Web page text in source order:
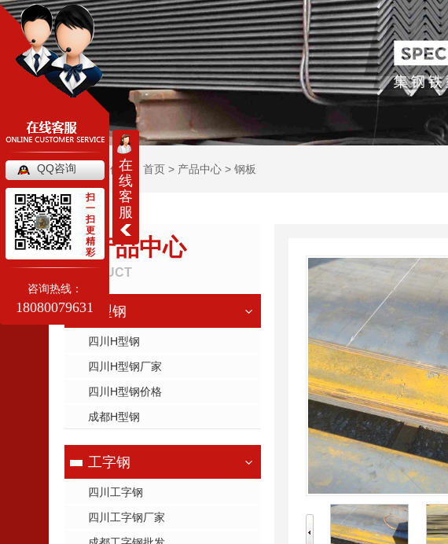
当前位置： 首页 > 产品中心 > 钢板
产品中心
PRODUCT
H型钢
四川H型钢
四川H型钢厂家
四川H型钢价格
成都H型钢
工字钢
四川工字钢
四川工字钢厂家
在
线
客
服
QQ咨询
扫
一
扫
更
精
彩
咨询热线：
18080079631